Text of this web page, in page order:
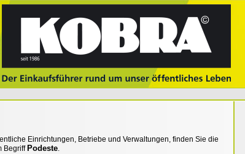
Einrichtungen, Betriebe und Verwaltungen, finden Sie die
Begriff Podeste.